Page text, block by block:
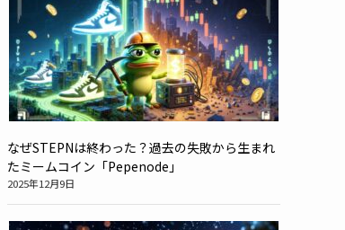
なぜSTEPNは終わった？過去の失敗から生まれ
たミームコイン「Pepenode」
2025年12月9日